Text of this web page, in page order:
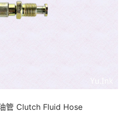
管 Clutch Fluid Hose